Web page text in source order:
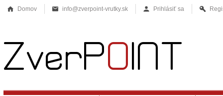
Domov info@zverpoint-vrutky.sk Prihlásiť sa